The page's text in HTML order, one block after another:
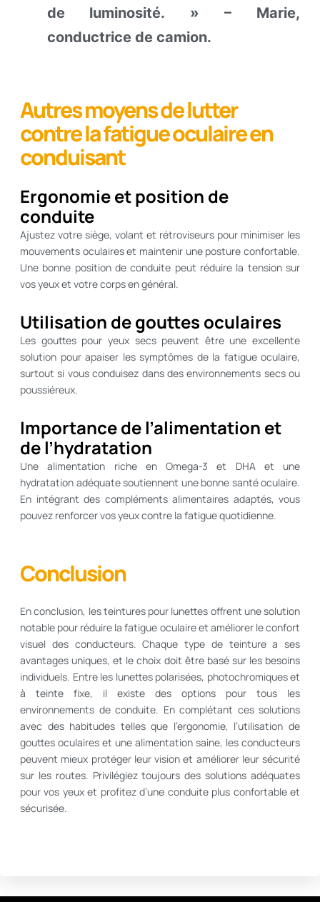
de luminosité. » – Marie,
conductrice de camion.
Autres moyens de lutter
contre la fatigue oculaire en
conduisant
Ergonomie et position de
conduite
Ajustez votre siège, volant et rétroviseurs pour minimiser les
mouvements oculaires et maintenir une posture confortable.
Une bonne position de conduite peut réduire la tension sur
vos yeux et votre corps en général.
Utilisation de gouttes oculaires
Les gouttes pour yeux secs peuvent être une excellente
solution pour apaiser les symptômes de la fatigue oculaire,
surtout si vous conduisez dans des environnements secs ou
poussiéreux.
Importance de l’alimentation et
de l’hydratation
Une alimentation riche en Omega-3 et DHA et une
hydratation adéquate soutiennent une bonne santé oculaire.
En intégrant des compléments alimentaires adaptés, vous
pouvez renforcer vos yeux contre la fatigue quotidienne.
Conclusion
En conclusion, les teintures pour lunettes offrent une solution
notable pour réduire la fatigue oculaire et améliorer le confort
visuel des conducteurs. Chaque type de teinture a ses
avantages uniques, et le choix doit être basé sur les besoins
individuels. Entre les lunettes polarisées, photochromiques et
à teinte fixe, il existe des options pour tous les
environnements de conduite. En complétant ces solutions
avec des habitudes telles que l’ergonomie, l’utilisation de
gouttes oculaires et une alimentation saine, les conducteurs
peuvent mieux protéger leur vision et améliorer leur sécurité
sur les routes. Privilégiez toujours des solutions adéquates
pour vos yeux et profitez d’une conduite plus confortable et
sécurisée.